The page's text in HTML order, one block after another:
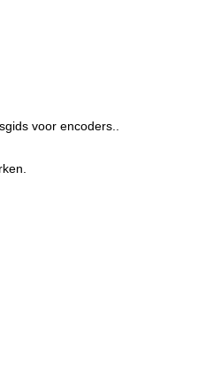
voor encoders..